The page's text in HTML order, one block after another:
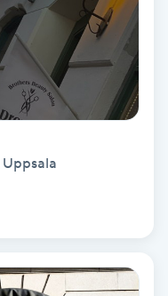
Uppsala